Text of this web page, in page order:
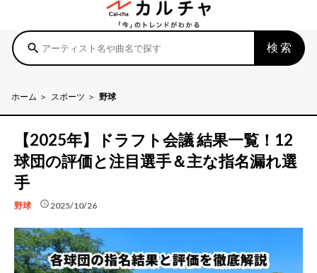
search 検索
ホーム スポーツ 野球
【2025年】ドラフト会議 結果一覧！12
球団の評価と注目選手＆主な指名漏れ選
手
野球 schedule 2025/10/26